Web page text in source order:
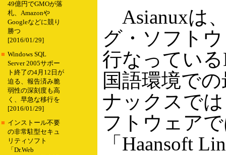
49億円でGMOが落
札、Amazonや
Googleなどに競り
勝つ
[2016/01/29]
■ Windows SQL
Server 2005サポー
ト終了の4月12日が
迫る、報告済み脆
弱性の深刻度も高
く、早急な移行を
[2016/01/29]
■ インストール不要
の非常駐型セキュ
リティソフト
「Dr.Web
Asianuxは
グ・ソフト
行なってい
国語環境で
ナックスで
フトウェア
「Haansoft